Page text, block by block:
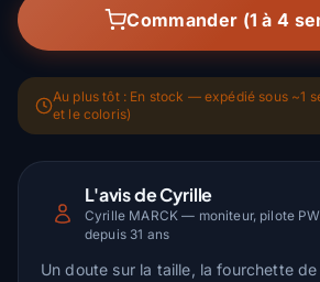
Commander (1 à 4
Au plus tôt : En stock — expédié sous ~1
et le coloris)
L'avis de Cyrille
Cyrille MARCK — moniteur, pilote
depuis 31 ans
Un doute sur la taille, la fourchette